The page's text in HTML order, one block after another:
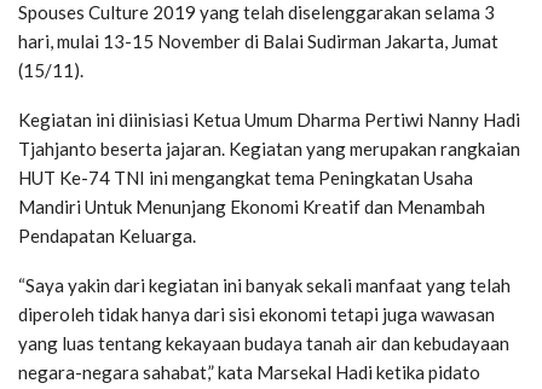
Spouses Culture 2019 yang telah diselenggarakan selama 3
hari, mulai 13-15 November di Balai Sudirman Jakarta, Jumat
(15/11).
Kegiatan ini diinisiasi Ketua Umum Dharma Pertiwi Nanny Hadi
Tjahjanto beserta jajaran. Kegiatan yang merupakan rangkaian
HUT Ke-74 TNI ini mengangkat tema Peningkatan Usaha
Mandiri Untuk Menunjang Ekonomi Kreatif dan Menambah
Pendapatan Keluarga.
“Saya yakin dari kegiatan ini banyak sekali manfaat yang telah
diperoleh tidak hanya dari sisi ekonomi tetapi juga wawasan
yang luas tentang kekayaan budaya tanah air dan kebudayaan
negara-negara sahabat,” kata Marsekal Hadi ketika pidato